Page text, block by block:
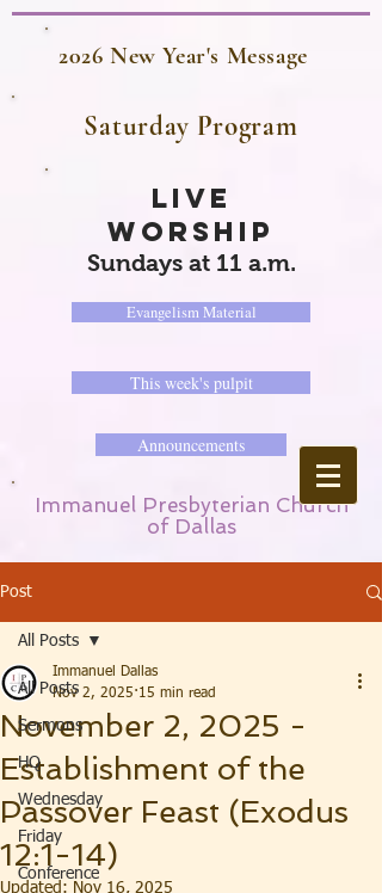
2026 New Year's Message
Saturday Program
LIVE
WORSHIP
Sundays at 11 a.m.
Evangelism Material
This week's pulpit
Announcements
Immanuel Presbyterian Church
of Dallas
Post
All Posts
Sermons
HQ
Wednesday
Friday
Conference
All Posts
November 2, 2025 -
Establishment of the
Passover Feast (Exodus
12:1-14)
Immanuel Dallas
Nov 2, 2025 15 min read
Updated: Nov 16, 2025